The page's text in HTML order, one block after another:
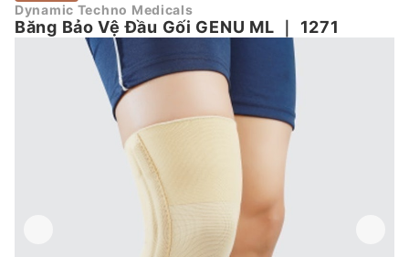
Dynamic Techno Medicals
Băng Bảo Vệ Đầu Gối GENU ML 1271